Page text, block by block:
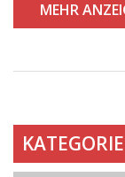
Informationen
MEHR